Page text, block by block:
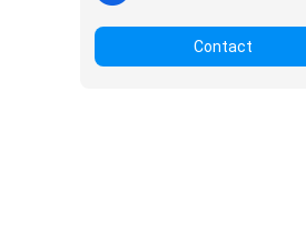
Contact